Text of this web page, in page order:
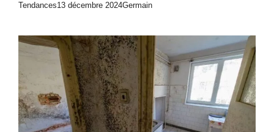
Tendances13 décembre 2024Germain